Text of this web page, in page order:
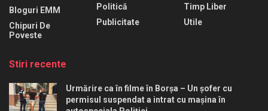
Bloguri EMM
Chipuri De
Poveste
Politică
Publicitate
Timp Liber
Utile
Stiri recente
Urmărire ca în filme în Borșa – Un șofer cu
permisul suspendat a intrat cu mașina în